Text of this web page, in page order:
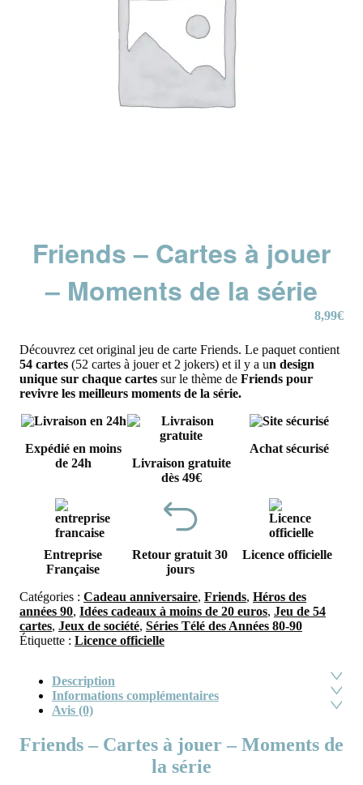
Friends – Cartes à jouer
– Moments de la série
8,99€
Découvrez cet original jeu de carte Friends. Le paquet contient
54 cartes (52 cartes à jouer et 2 jokers) et il y a un design
unique sur chaque cartes sur le thème de Friends pour
revivre les meilleurs moments de la série.
Expédié en moins
de 24h
Livraison gratuite
dès 49€
Achat sécurisé
Entreprise
Française
Retour gratuit 30
jours
Licence officielle
Catégories : Cadeau anniversaire, Friends, Héros des
années 90, Idées cadeaux à moins de 20 euros, Jeu de 54
cartes, Jeux de société, Séries Télé des Années 80-90
Étiquette : Licence officielle
Description
Informations complémentaires
Avis (0)
Friends – Cartes à jouer – Moments de
la série